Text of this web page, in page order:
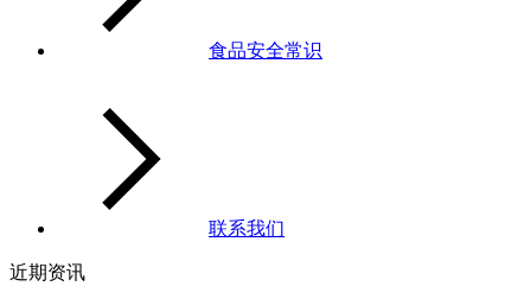
食品安全常识
联系我们
近期资讯